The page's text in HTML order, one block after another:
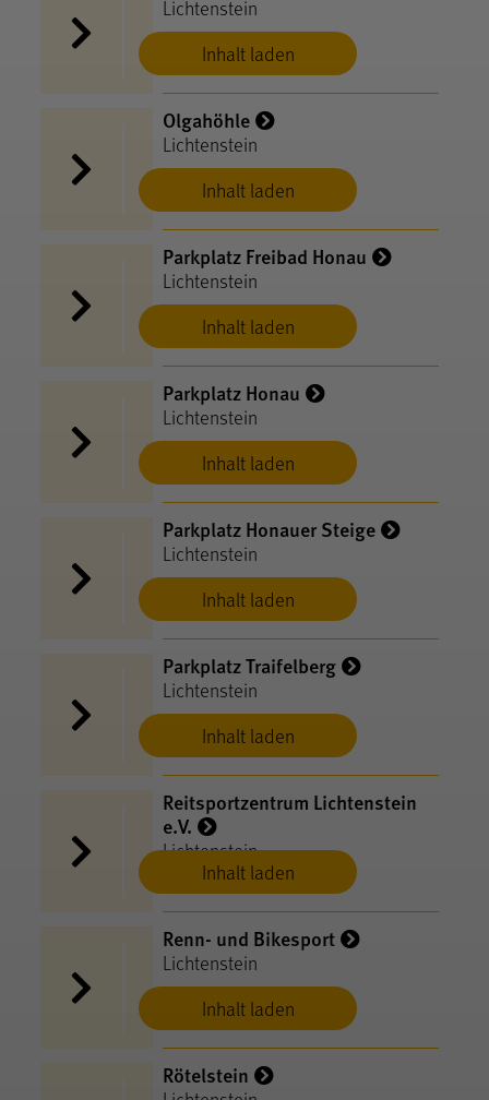
Inhalt laden
Lichtenstein
Inhalt laden
Olgahöhle
Lichtenstein
Inhalt laden
Parkplatz Freibad Honau
Lichtenstein
Inhalt laden
Parkplatz Honau
Lichtenstein
Inhalt laden
Parkplatz Honauer Steige
Lichtenstein
Inhalt laden
Parkplatz Traifelberg
Lichtenstein
Inhalt laden
Reitsportzentrum Lichtenstein
e.V.
Lichtenstein
Inhalt laden
Renn- und Bikesport
Lichtenstein
Rötelstein